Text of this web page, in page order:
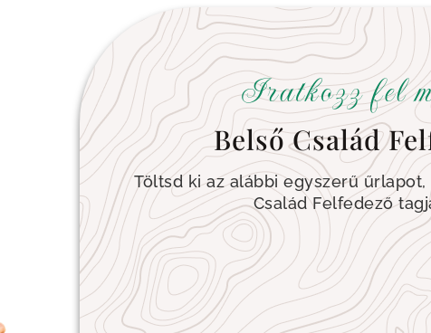
Iratkozz fel
Belső Család
Töltsd ki az alábbi egyszerű
Család Felfedező